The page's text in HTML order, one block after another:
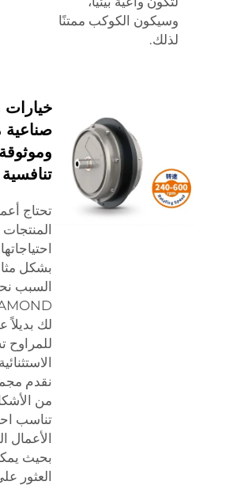
وسيكون الكوكب ممتنًا
لذلك.
خيارات
صناعية
تنافسية
تحتاج
المنتجات
بشكل
السبب
لك بديلاً
للمراوح
نقدم
من
تناسب
الأعمال
بحيث
العثور